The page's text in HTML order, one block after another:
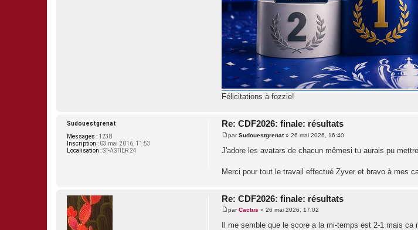
Félicitations à fozzie!
Sudouestgrenat
Messages : 1238
Inscription : 03 mai 2016, 11:53
Localisation :ST-ASTIER 24
Re: CDF2026: finale: résultats
M
s
g
parSudouestgrenat» 26 mai 2026, 16:40
J'adore les avatars de chacun mêmesi tu aurais pu
Merci pour tout le travail effectué Zyver et bravo à mes
Re: CDF2026: finale: résultats
M
parCactus » 26 mai 2026, 17:02
Il me semble que le score a la mi-temps est 2-1 mais